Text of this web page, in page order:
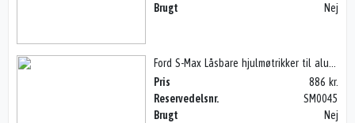
Brugt
Nej
Pris
886 kr.
Reservedelsnr.
SM0045
Brugt
Nej